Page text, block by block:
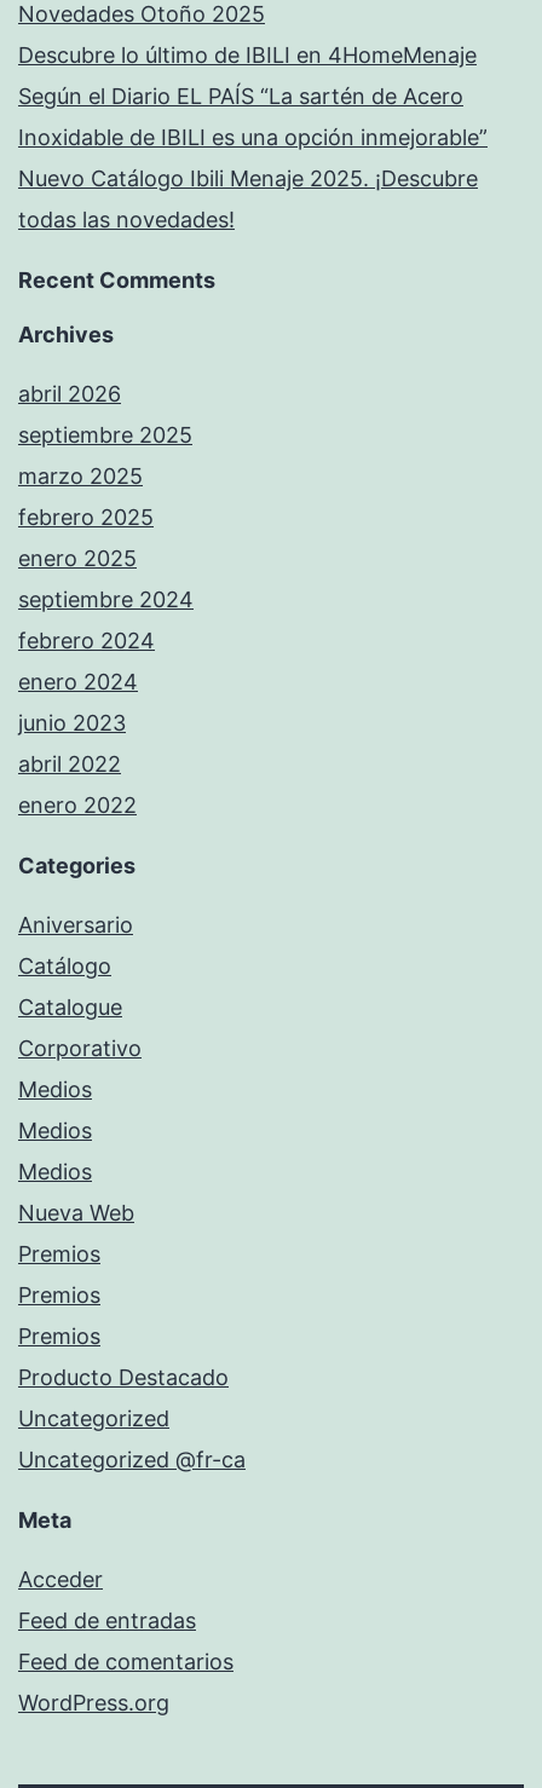
Novedades Otoño 2025
Descubre lo último de IBILI en 4HomeMenaje
Según el Diario EL PAÍS “La sartén de Acero
Inoxidable de IBILI es una opción inmejorable”
Nuevo Catálogo Ibili Menaje 2025. ¡Descubre
todas las novedades!
Recent Comments
Archives
abril 2026
septiembre 2025
marzo 2025
febrero 2025
enero 2025
septiembre 2024
febrero 2024
enero 2024
junio 2023
abril 2022
enero 2022
Categories
Aniversario
Catálogo
Catalogue
Corporativo
Medios
Medios
Medios
Nueva Web
Premios
Premios
Premios
Producto Destacado
Uncategorized
Uncategorized @fr-ca
Meta
Acceder
Feed de entradas
Feed de comentarios
WordPress.org